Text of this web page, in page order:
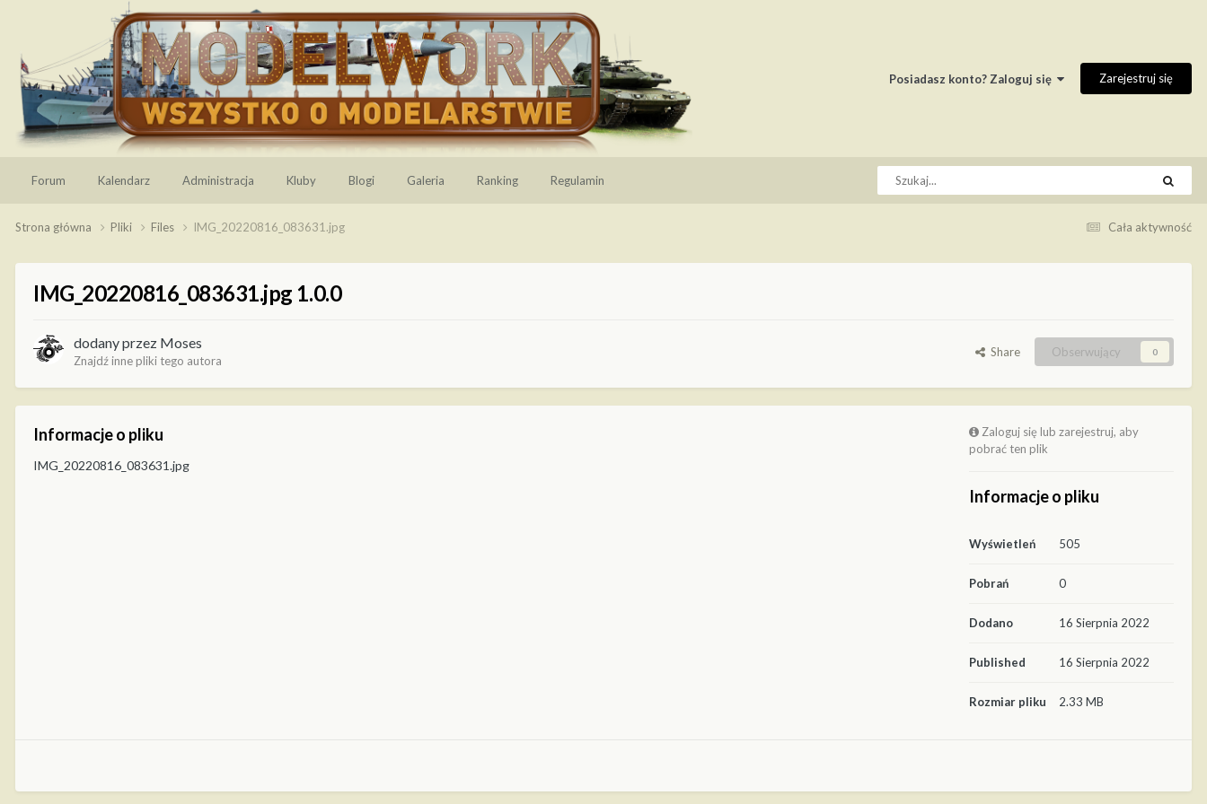
Posiadasz konto? Zaloguj się Zarejestruj się
Forum Kalendarz Administracja Kluby Blogi Galeria Ranking Regulamin
Cała aktywność
Strona główna Pliki Files IMG_20220816_083631.jpg
IMG_20220816_083631.jpg 1.0.0
dodany przez Moses
Znajdź inne pliki tego autora
Share Obserwujący 0
Informacje o pliku
IMG_20220816_083631.jpg
Zaloguj się lub zarejestruj, aby
pobrać ten plik
Informacje o pliku
Wyświetleń 505
Pobrań 0
Dodano 16 Sierpnia 2022
Published 16 Sierpnia 2022
Rozmiar pliku 2.33 MB